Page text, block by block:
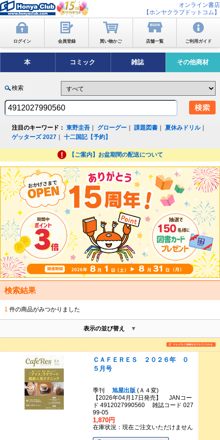
オンライン書店
【ホンヤクラブドットコム】
ログイン 会員登録 買い物かご 店舗一覧 ご利用ガイド
本 コミック 雑誌 その他商材
検索
注目のキーワード： 東野圭吾 グローグー ｜課題図書 ｜夏休みドリル｜
ゲッターズ 2027 ｜十二国記【予約】
【ご案内】お盆期間の配送について
検索結果
1 件の商品がみつかりました
表示の並び替え
ＣＡＦＥＲＥＳ ２０２６年 ０
５月号
季刊 旭屋出版 (Ａ４変)
【2026年04月17日発売】 JANコー
ド 4912027990560 雑誌コード 027
99-05
1,870円
在庫状況：現在ご注文いただけません